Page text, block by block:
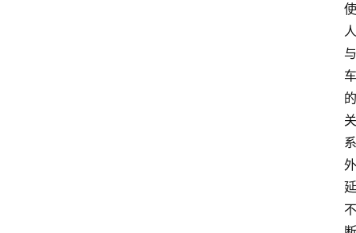
使
人
与
车
的
关
系
外
延
不